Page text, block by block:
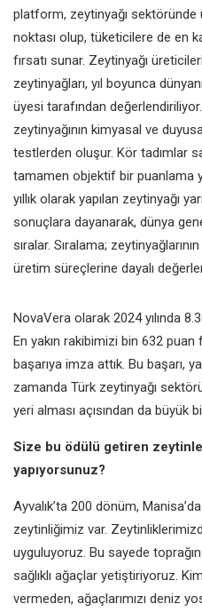
platform, zeytinyağı sektöründe
noktası olup, tüketicilere de en
fırsatı sunar. Zeytinyağı
zeytinyağları, yıl boyunca
üyesi tarafından
zeytinyağının kimyasal ve
testlerden oluşur. Kör tadımlar
tamamen objektif bir puanlama
yıllık olarak yapılan zeytinyağı
sonuçlara dayanarak, dünya
sıralar. Sıralama;
üretim süreçlerine dayalı
NovaVera olarak 2024 yılında
En yakın rakibimizi bin 632 puan
başarıya imza attık. Bu başarı,
zamanda Türk zeytinyağı
yeri alması açısından da büyük
Size bu ödülü getiren
yapıyorsunuz?
Ayvalık’ta 200 dönüm,
zeytinliğimiz var.
uyguluyoruz. Bu sayede
sağlıklı ağaçlar yetiştiriyoruz.
vermeden, ağaçlarımızı deniz